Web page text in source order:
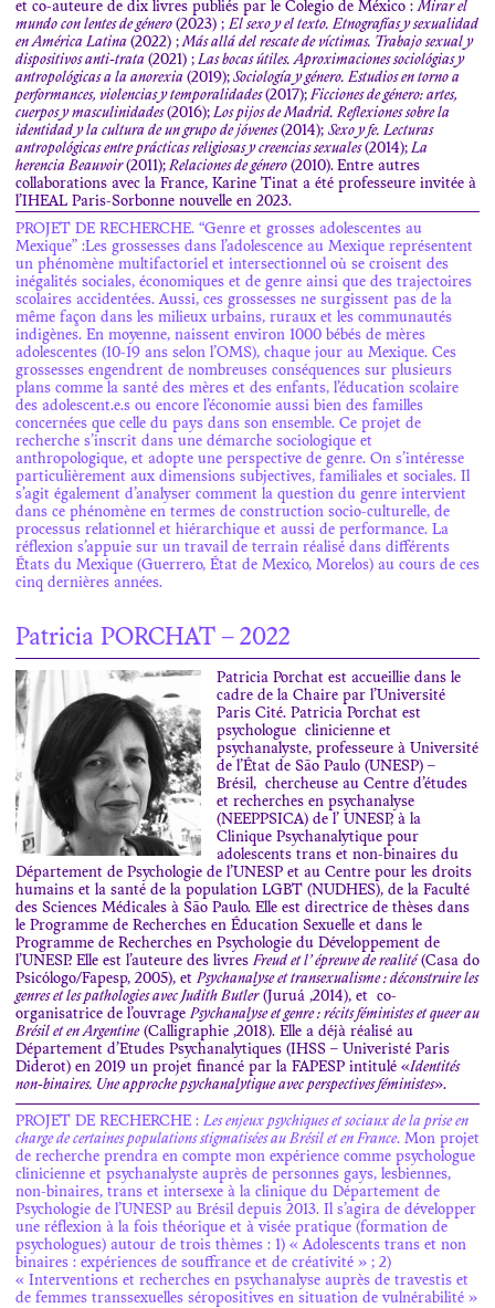
et co-auteure de dix livres publiés par le Colegio de México :Mirar el
mundo con lentes de género (2023) ;El sexo y el texto. Etnografías y sexualidad
en América Latina (2022) ;Más allá del rescate de víctimas. Trabajo sexual y
dispositivos anti-trata (2021) ;Las bocas útiles. Aproximaciones sociológias y
antropológicas a la anorexia (2019); Sociología y género. Estudios en torno a
performances, violencias y temporalidades(2017);Ficciones de género: artes,
cuerpos y masculinidades(2016);Los pijos de Madrid. Reflexiones sobre la
identidad y la cultura de un grupo de jóvenes(2014); Sexo y fe. Lecturas
antropológicas entre prácticas religiosas y creencias sexuales(2014);La
herencia Beauvoir(2011);Relaciones de género (2010). Entre autres
collaborations avec la France, Karine Tinat a été professeure invitée à
l’IHEAL Paris-Sorbonne nouvelle en 2023.
PROJET DE RECHERCHE. “Genre et grosses adolescentes au
Mexique” :Les grossesses dans l’adolescence au Mexique représentent
un phénomène multifactoriel et intersectionnel où se croisent des
inégalités sociales, économiques et de genre ainsi que des trajectoires
scolaires accidentées. Aussi, ces grossesses ne surgissent pas de la
même façon dans les milieux urbains, ruraux et les communautés
indigènes. En moyenne, naissent environ 1000 bébés de mères
adolescentes (10-19 ans selon l’OMS), chaque jour au Mexique. Ces
grossesses engendrent de nombreuses conséquences sur plusieurs
plans comme la santé des mères et des enfants, l’éducation scolaire
des adolescent.e.s ou encore l’économie aussi bien des familles
concernées que celle du pays dans son ensemble. Ce projet de
recherche s’inscrit dans une démarche sociologique et
anthropologique, et adopte une perspective de genre. On s’intéresse
particulièrement aux dimensions subjectives, familiales et sociales. Il
s’agit également d’analyser comment la question du genre intervient
dans ce phénomène en termes de construction socio-culturelle, de
processus relationnel et hiérarchique et aussi de performance. La
réflexion s’appuie sur un travail de terrain réalisé dans différents
États du Mexique (Guerrero, État de Mexico, Morelos) au cours de ces
cinq dernières années.
Patricia PORCHAT – 2022
Patricia Porchat est accueillie dans le
cadre de la Chaire par l’Université
Paris Cité. Patricia Porchat est
psychologue clinicienne et
psychanalyste, professeure à Université
de l’État de São Paulo (UNESP) –
Brésil, chercheuse au Centre d’études
et recherches en psychanalyse
(NEEPPSICA) de l’ UNESP, à la
Clinique Psychanalytique pour
adolescents trans et non-binaires du
Département de Psychologie de l’UNESP et au Centre pour les droits
humains et la santé de la population LGBT (NUDHES), de la Faculté
des Sciences Médicales à São Paulo. Elle est directrice de thèses dans
le Programme de Recherches en Éducation Sexuelle et dans le
Programme de Recherches en Psychologie du Développement de
l’UNESP. Elle est l’auteure des livresFreud et l’ épreuve de realité(Casa do
Psicólogo/Fapesp, 2005), etPsychanalyse et transexualisme : déconstruire les
genres et les pathologies avec Judith Butler(Juruá ,2014), et co-
organisatrice de l’ouvragePsychanalyse et genre : récits féministes et queer au
Brésil et en Argentine(Calligraphie ,2018). Elle a déjà réalisé au
Département d’Etudes Psychanalytiques (IHSS – Univeristé Paris
Diderot) en 2019 un projet financé par la FAPESP intitulé «Identités
non-binaires. Une approche psychanalytique avec perspectives féministes».
PROJET DE RECHERCHE :Les enjeux psychiques et sociaux de la prise en
charge de certaines populations stigmatisées au Brésil et en France. Mon projet
de recherche prendra en compte mon expérience comme psychologue
clinicienne et psychanalyste auprès de personnes gays, lesbiennes,
non-binaires, trans et intersexe à la clinique du Département de
Psychologie de l’UNESP au Brésil depuis 2013. Il s’agira de développer
une réflexion à la fois théorique et à visée pratique (formation de
psychologues) autour de trois thèmes : 1) « Adolescents trans et non
binaires : expériences de souffrance et de créativité » ; 2)
« Interventions et recherches en psychanalyse auprès de travestis et
de femmes transsexuelles séropositives en situation de vulnérabilité »